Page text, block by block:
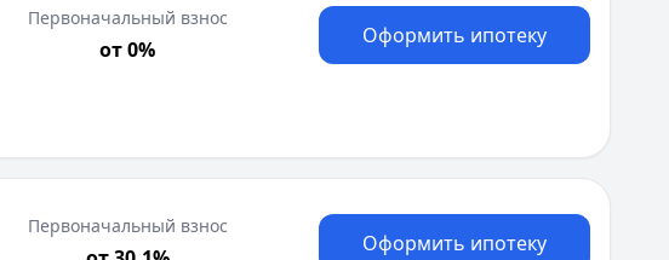
Первоначальный взнос
от 0%
Оформить ипотеку
Первоначальный взнос
Оформить ипотеку